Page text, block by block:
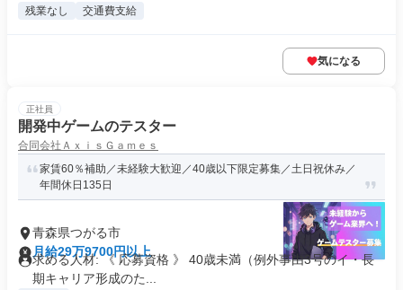
残業なし 交通費支給
気になる
正社員
開発中ゲームのテスター
合同会社ＡｘｉｓＧａｍｅｓ
家賃60％補助／未経験大歓迎／40歳以下限定募集／土日祝休み／
年間休日135日
青森県つがる市
月給29万9700円以上
求める人材: 《 応募資格 》 40歳未満（例外事由3号のイ・長
期キャリア形成のた...